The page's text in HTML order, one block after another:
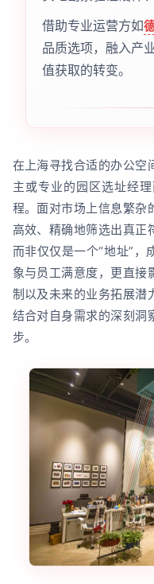
借助专业运营方如
品质选项，融入产
值获取的转变。
在上海寻找合适的办公空
主或专业的园区选址经
程。面对市场上信息繁杂
高效、精确地筛选出真正
而非仅仅是一个“地址”，
象与员工满意度，更直接
制以及未来的业务拓展潜
结合对自身需求的深刻洞
步。